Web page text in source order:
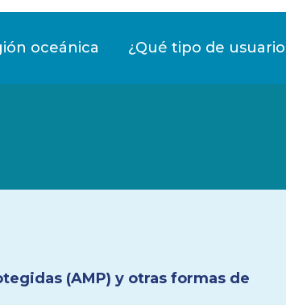
oceánica ¿Qué tipo de
(AMP) y otras formas de